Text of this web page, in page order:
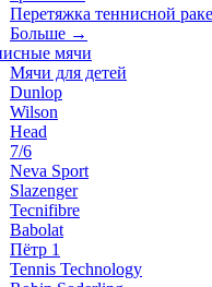
Перетяжка теннисной
Больше →
мячи
Мячи для детей
Dunlop
Wilson
Head
7/6
Neva Sport
Slazenger
Tecnifibre
Babolat
Пётр 1
Tennis Technology